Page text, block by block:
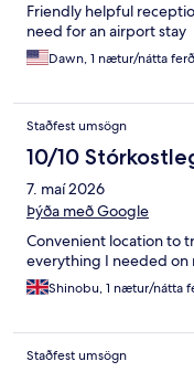
Friendly helpful
need for an airport stay
Dawn, 1 nætur/nátta ferð
Staðfest umsögn
10/10
7. maí 2026
Þýða með Google
Convenient location to
everything I needed on
Shinobu, 1 nætur/nátta
Staðfest umsögn